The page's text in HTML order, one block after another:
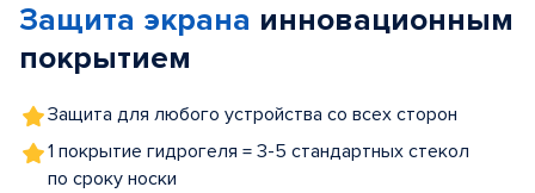
5
Защита экрана инновационным
покрытием
Защита для любого устройства со всех сторон
1 покрытие гидрогеля = 3-5 стандартных стекол
по сроку носки